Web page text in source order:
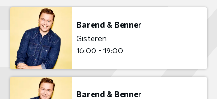
Barend & Benner
Gisteren
16:00 - 19:00
Barend & Benner